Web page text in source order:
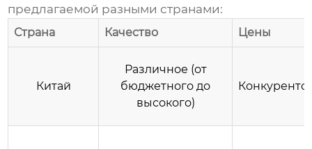
предлагаемой разными странами:
Страна Качество Цены
Китай
Различное (от
бюджетного до
высокого)